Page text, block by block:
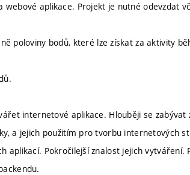
webové aplikace. Projekt je nutné odevzdat
poloviny bodů, které lze získat za aktivity
internetové aplikace. Hlouběji se zabývat
a jejich použitím pro tvorbu internetových
aplikací. Pokročilejší znalost jejich vytváření.